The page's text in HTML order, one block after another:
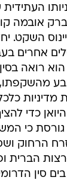
אובמה
השקט.
אחרים
רואה
מדיניות
כדי
כי
הרחוק
הברית
סין